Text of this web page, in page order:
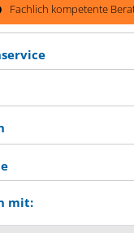
Fachlich kompetente
mit: